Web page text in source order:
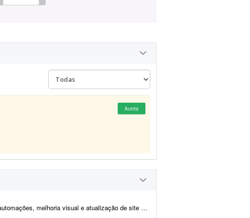
Aceita
visual e atualização de site de notícias em WordPress. At...